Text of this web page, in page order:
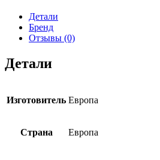
Детали
Бренд
Отзывы (0)
Детали
Изготовитель Европа
Страна Европа